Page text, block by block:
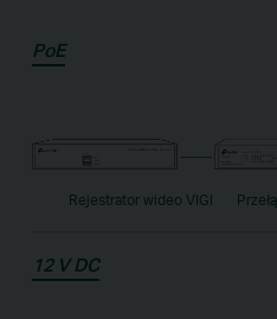
PoE
Rejestrator wideo VIGI
12 V DC